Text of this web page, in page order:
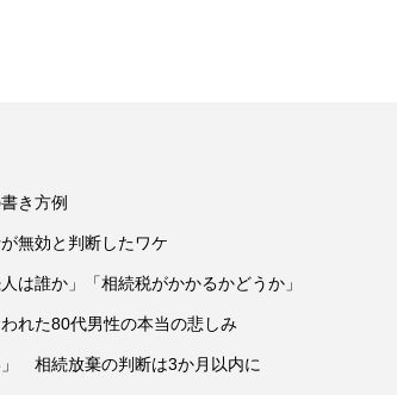
き方例
無効と判断したワケ
誰か」「相続税がかかるかどうか」
れた80代男性の本当の悲しみ
相続放棄の判断は3か月以内に